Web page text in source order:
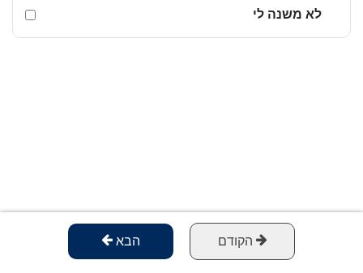
לא משנה לי
הקודם הבא